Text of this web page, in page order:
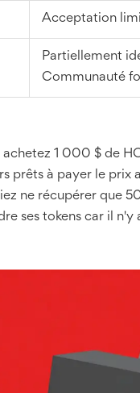
Acceptation
Partiellement
Communauté
1 000 $ de
prêts à payer le prix
ne récupérer que
ses tokens car il n'y